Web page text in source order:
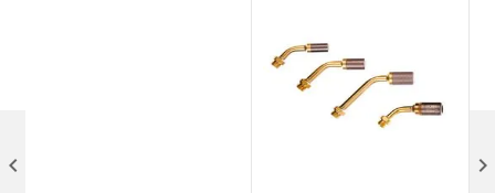
 